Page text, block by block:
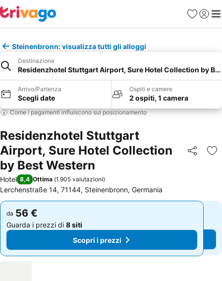
PreferitiAccedi
Steinenbronn: visualizza tutti gli alloggi
Destinazione
Residenzhotel Stuttgart Airport, Sure Hotel Collection by
Arrivo/Partenza
Scegli date
Ospiti e camere
2 ospiti, 1 camera
Come i pagamenti influiscono sul posizionamento
Residenzhotel Stuttgart
Airport, Sure Hotel Collection
by Best Western
Condividi
Hotel 8,4 Ottima (1.905 valutazioni)
Lerchenstraße 14, 71144, Steinenbronn, Germania
da 56 €
Guarda i prezzi di 8 siti
Scopri i prezzi
da 56 €
Guarda i prezzi di 8 siti
Scopri i prezzi